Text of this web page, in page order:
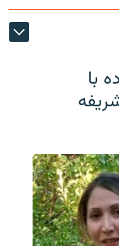
با